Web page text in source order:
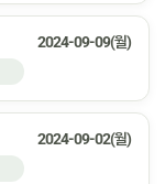
2024-09-09(월)
2024-09-02(월)